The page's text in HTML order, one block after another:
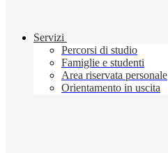
Servizi
Percorsi di studio
Famiglie e studenti
Area riservata personale
Orientamento in uscita